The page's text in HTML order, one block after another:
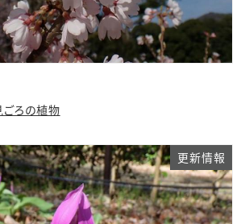
ろの植物
更新情報